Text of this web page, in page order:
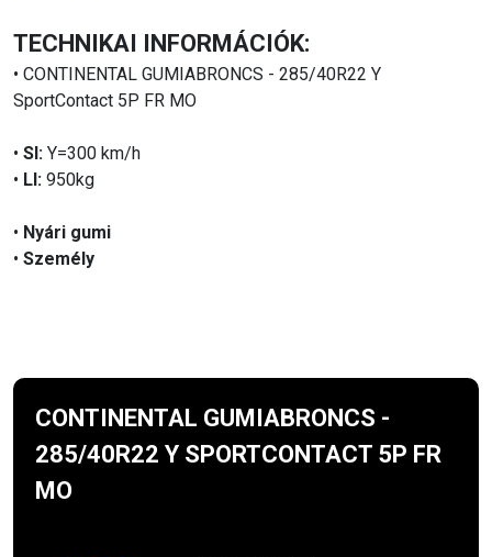
TECHNIKAI INFORMÁCIÓK:
• CONTINENTAL GUMIABRONCS - 285/40R22 Y
SportContact 5P FR MO
• SI: Y=300 km/h
• LI: 950kg
• Nyári gumi
• Személy
CONTINENTAL GUMIABRONCS -
285/40R22 Y SPORTCONTACT 5P FR
MO